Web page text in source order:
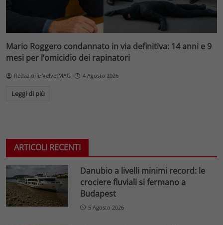
Mario Roggero condannato in via definitiva: 14 anni e 9
mesi per l’omicidio dei rapinatori
Redazione VelvetMAG 4 Agosto 2026
Leggi di più
ARTICOLI RECENTI
Danubio a livelli minimi record: le
crociere fluviali si fermano a
Budapest
5 Agosto 2026